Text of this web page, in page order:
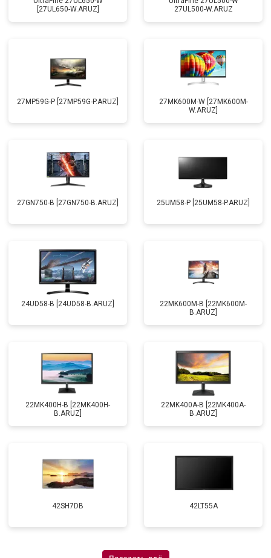
[27UL650-W.ARUZ]
27UL500-W.ARUZ
27MP59G-P [27MP59G-P.ARUZ]
27MK600M-W [27MK600M-
W.ARUZ]
27GN750-B [27GN750-B.ARUZ] 25UM58-P [25UM58-P.ARUZ]
24UD58-B [24UD58-B.ARUZ]
22MK600M-B [22MK600M-
B.ARUZ]
22MK400H-B [22MK400H-
B.ARUZ]
22MK400A-B [22MK400A-
B.ARUZ]
42SH7DB 42LT55A